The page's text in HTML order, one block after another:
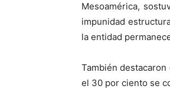
Mesoamérica,
impunidad
la entidad
También
el 30 por ciento se